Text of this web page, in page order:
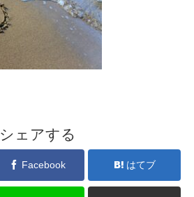
シェアする
Facebook はてブ